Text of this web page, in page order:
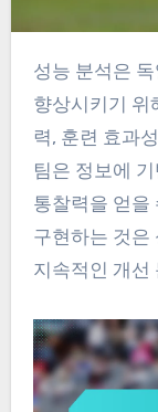
성능 분석은 독일 럭비 팀이 필드 안팎에서 효과성을
향상시키기 위
력, 훈련 효과
팀은 정보에
통찰력을 얻을
구현하는 것은
지속적인 개선